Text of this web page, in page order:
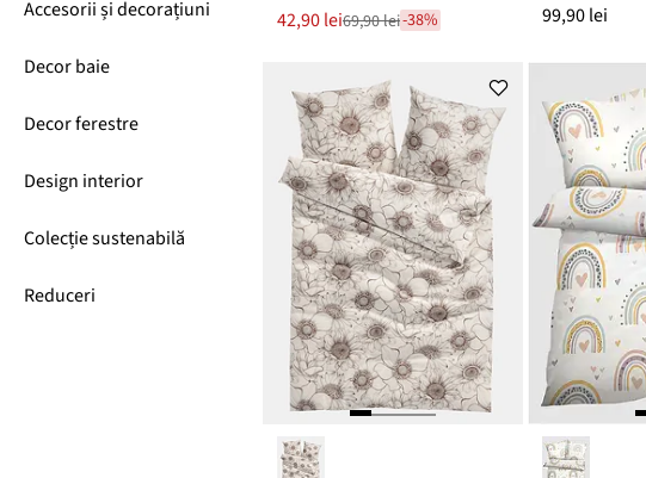
Accesorii și decorațiuni
Decor baie
Decor ferestre
Design interior
Colecție sustenabilă
Reduceri
Noul
preț
42,90 lei
Reducere
69,90 lei
69,90 lei-38% 99,90 lei